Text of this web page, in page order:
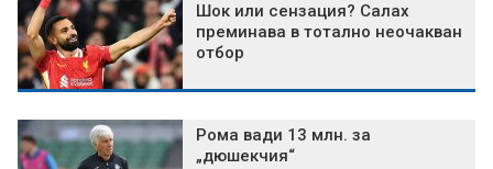
Шок или сензация? Салах
преминава в тотално неочакван
отбор
Рома вади 13 млн. за
„дюшекчия“